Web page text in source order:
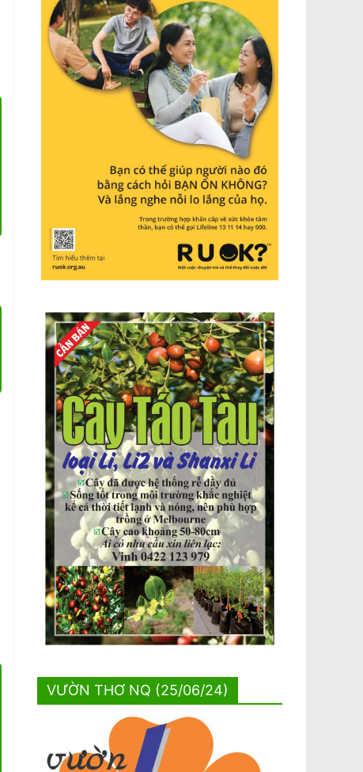
VƯỜN THƠ NQ (25/06/24)